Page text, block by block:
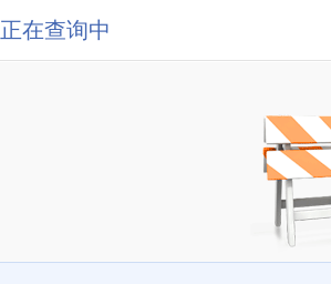
正在查询中